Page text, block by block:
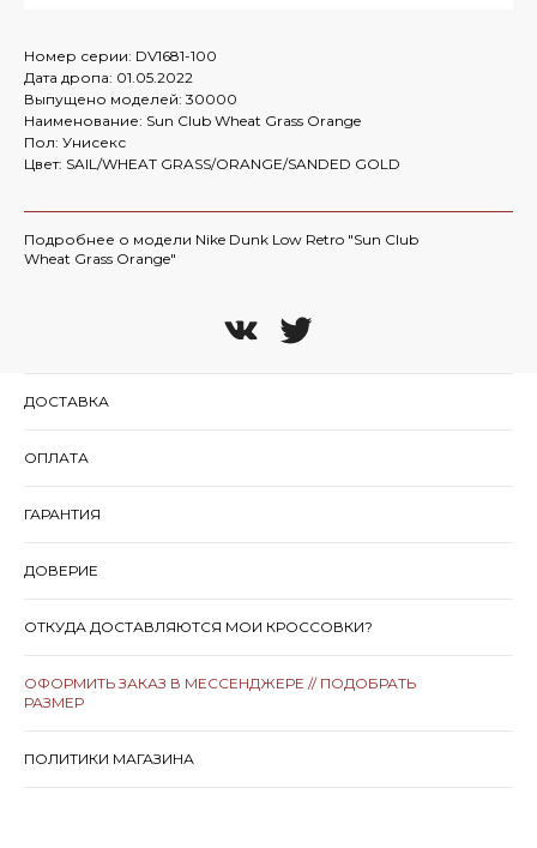
Номер серии: DV1681-100
Дата дропа: 01.05.2022
Выпущено моделей: 30000
Наименование: Sun Club Wheat Grass Orange
Пол: Унисекс
Цвет: SAIL/WHEAT GRASS/ORANGE/SANDED GOLD
Подробнее о модели Nike Dunk Low Retro "Sun Club
Wheat Grass Orange"
ДОСТАВКА
ОПЛАТА
ГАРАНТИЯ
ДОВЕРИЕ
ОТКУДА ДОСТАВЛЯЮТСЯ МОИ КРОССОВКИ?
ОФОРМИТЬ ЗАКАЗ В МЕССЕНДЖЕРЕ // ПОДОБРАТЬ
РАЗМЕР
ПОЛИТИКИ МАГАЗИНА